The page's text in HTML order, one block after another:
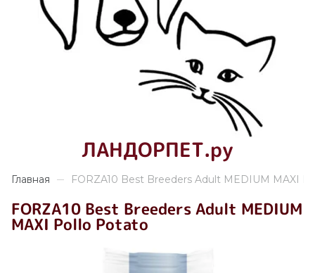
ЛАНДОРПЕТ.ру
Главная FORZA10 Best Breeders Adult MEDIUM MAXI
FORZA10 Best Breeders Adult MEDIUM
MAXI Pollo Potato